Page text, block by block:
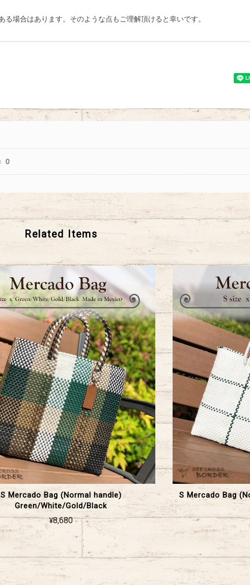
場合はあります。そのような点もご理解頂けると幸いです。
0
Related Items
S Mercado Bag (Normal handle)
Green/White/Gold/Black
¥8,680
S Mercado Bag